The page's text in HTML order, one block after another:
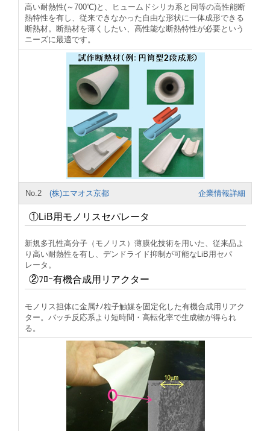
高い耐熱性(～700℃)と、ヒュームドシリカ系と同等の高性能断
熱特性を有し、従来できなかった自由な形状に一体成形できる
断熱材。断熱材を薄くしたい、高性能な断熱特性が必要という
ニーズに最適です。
No.2(株)エマオス京都 企業情報詳細
①LiB用モノリスセパレータ
新規多孔性高分子（モノリス）薄膜化技術を用いた、従来品よ
り高い耐熱性を有し、デンドライド抑制が可能なLiB用セパ
レータ。
②ﾌﾛｰ有機合成用リアクター
モノリス担体に金属ﾅﾉ粒子触媒を固定化した有機合成用リアク
ター。バッチ反応系より短時間・高転化率で生成物が得られ
る。